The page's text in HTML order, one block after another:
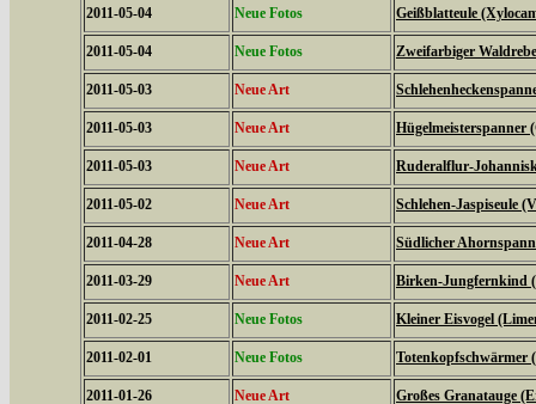
2011-05-04 Neue Fotos Geißblatteule
2011-05-04 Neue Fotos Zweifarbiger
2011-05-03 Neue Art
2011-05-03 Neue Art Hügelmeisterspanner
2011-05-03 Neue Art Ruderalflur-
2011-05-02 Neue Art Schlehen-Jaspiseule
2011-04-28 Neue Art Südlicher
2011-03-29 Neue Art Birken-Jungfernkind
2011-02-25 Neue Fotos Kleiner Eisvogel
2011-02-01 Neue Fotos Totenkopfschwärmer
2011-01-26 Neue Art Großes Granatauge